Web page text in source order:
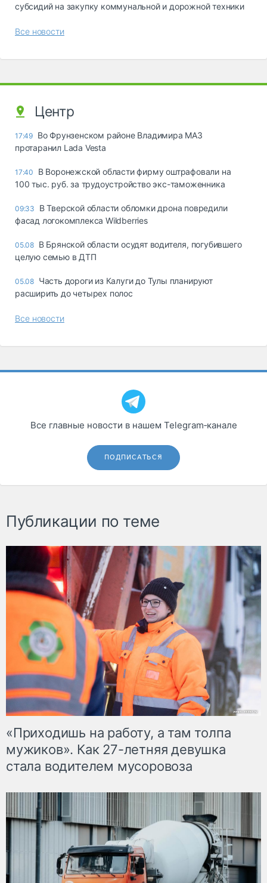
субсидий на закупку коммунальной и дорожной техники
Все новости
Центр
17:49 Во Фрунзенском районе Владимира МАЗ
протаранил Lada Vesta
17:40
В Воронежской области фирму оштрафовали на
100 тыс. руб. за трудоустройство экс-таможенника
09:33
В Тверской области обломки дрона повредили
фасад логокомплекса Wildberries
05.08 В Брянской области осудят водителя, погубившего
целую семью в ДТП
05.08 Часть дороги из Калуги до Тулы планируют
расширить до четырех полос
Все новости
Все главные новости в нашем Telegram‑канале
ПОДПИСАТЬСЯ
Публикации по теме
«Приходишь на работу, а там толпа
мужиков». Как 27-летняя девушка
стала водителем мусоровоза